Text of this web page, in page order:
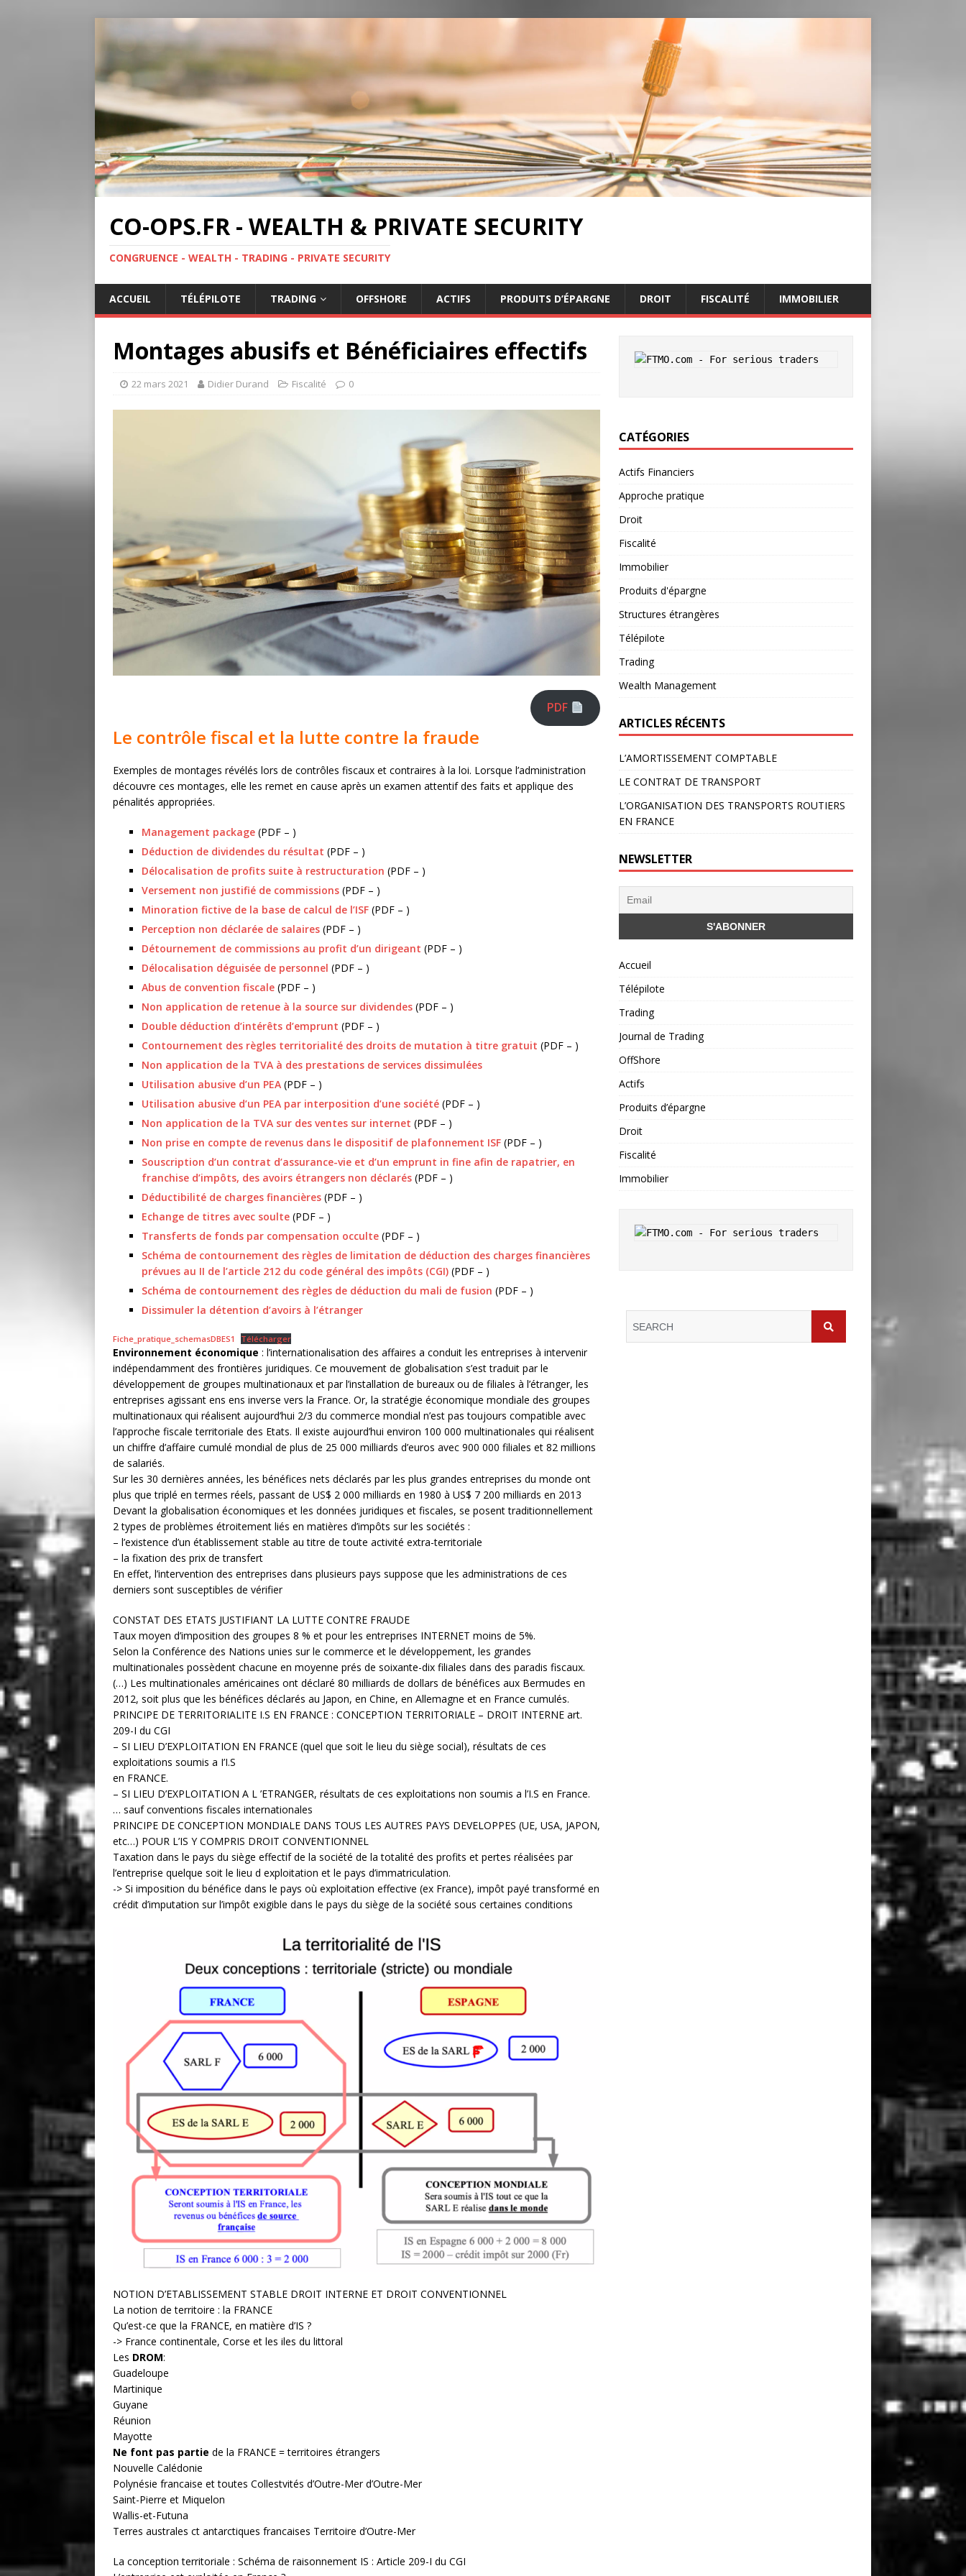
CO-OPS.FR - WEALTH & PRIVATE SECURITY
CONGRUENCE - WEALTH - TRADING - PRIVATE SECURITY
ACCUEIL TÉLÉPILOTE TRADING OFFSHORE ACTIFS PRODUITS D’ÉPARGNE DROIT FISCALITÉ IMMOBILIER
Montages abusifs et Bénéficiaires effectifs
22 mars 2021 Didier Durand Fiscalité 0
PDF
Le contrôle fiscal et la lutte contre la fraude
Exemples de montages révélés lors de contrôles fiscaux et contraires à la loi. Lorsque l’administration
découvre ces montages, elle les remet en cause après un examen attentif des faits et applique des
pénalités appropriées.
Management package (PDF – )
Déduction de dividendes du résultat (PDF – )
Délocalisation de profits suite à restructuration (PDF – )
Versement non justifié de commissions (PDF – )
Minoration fictive de la base de calcul de l’ISF (PDF – )
Perception non déclarée de salaires (PDF – )
Détournement de commissions au profit d’un dirigeant (PDF – )
Délocalisation déguisée de personnel (PDF – )
Abus de convention fiscale (PDF – )
Non application de retenue à la source sur dividendes (PDF – )
Double déduction d’intérêts d’emprunt (PDF – )
Contournement des règles territorialité des droits de mutation à titre gratuit (PDF – )
Non application de la TVA à des prestations de services dissimulées
Utilisation abusive d’un PEA (PDF – )
Utilisation abusive d’un PEA par interposition d’une société (PDF – )
Non application de la TVA sur des ventes sur internet (PDF – )
Non prise en compte de revenus dans le dispositif de plafonnement ISF (PDF – )
Souscription d’un contrat d’assurance-vie et d’un emprunt in fine afin de rapatrier, en
franchise d’impôts, des avoirs étrangers non déclarés (PDF – )
Déductibilité de charges financières (PDF – )
Echange de titres avec soulte (PDF – )
Transferts de fonds par compensation occulte (PDF – )
Schéma de contournement des règles de limitation de déduction des charges financières
prévues au II de l’article 212 du code général des impôts (CGI) (PDF – )
Schéma de contournement des règles de déduction du mali de fusion (PDF – )
Dissimuler la détention d’avoirs à l’étranger
Fiche_pratique_schemasDBES1 Télécharger
Environnement économique : l’internationalisation des affaires a conduit les entreprises à intervenir
indépendamment des frontières juridiques. Ce mouvement de globalisation s’est traduit par le
développement de groupes multinationaux et par l’installation de bureaux ou de filiales à l’étranger, les
entreprises agissant ens ens inverse vers la France. Or, la stratégie économique mondiale des groupes
multinationaux qui réalisent aujourd’hui 2/3 du commerce mondial n’est pas toujours compatible avec
l’approche fiscale territoriale des Etats. Il existe aujourd’hui environ 100 000 multinationales qui réalisent
un chiffre d’affaire cumulé mondial de plus de 25 000 milliards d’euros avec 900 000 filiales et 82 millions
de salariés.
Sur les 30 dernières années, les bénéfices nets déclarés par les plus grandes entreprises du monde ont
plus que triplé en termes réels, passant de US$ 2 000 milliards en 1980 à US$ 7 200 milliards en 2013
Devant la globalisation économiques et les données juridiques et fiscales, se posent traditionnellement
2 types de problèmes étroitement liés en matières d’impôts sur les sociétés :
– l’existence d’un établissement stable au titre de toute activité extra-territoriale
– la fixation des prix de transfert
En effet, l’intervention des entreprises dans plusieurs pays suppose que les administrations de ces
derniers sont susceptibles de vérifier
CONSTAT DES ETATS JUSTIFIANT LA LUTTE CONTRE FRAUDE
Taux moyen d’imposition des groupes 8 % et pour les entreprises INTERNET moins de 5%.
Selon la Conférence des Nations unies sur le commerce et le développement, les grandes
multinationales possèdent chacune en moyenne prés de soixante-dix filiales dans des paradis fiscaux.
(…) Les multinationales américaines ont déclaré 80 milliards de dollars de bénéfices aux Bermudes en
2012, soit plus que les bénéfices déclarés au Japon, en Chine, en Allemagne et en France cumulés.
PRINCIPE DE TERRITORIALITE I.S EN FRANCE : CONCEPTION TERRITORIALE – DROIT INTERNE art.
209-I du CGI
– SI LIEU D’EXPLOITATION EN FRANCE (quel que soit le lieu du siège social), résultats de ces
exploitations soumis a I’I.S
en FRANCE.
– SI LIEU D’EXPLOITATION A L ’ETRANGER, résultats de ces exploitations non soumis a l’I.S en France.
… sauf conventions fiscales internationales
PRINCIPE DE CONCEPTION MONDIALE DANS TOUS LES AUTRES PAYS DEVELOPPES (UE, USA, JAPON,
etc…) POUR L’IS Y COMPRIS DROIT CONVENTIONNEL
Taxation dans le pays du siège effectif de la société de la totalité des profits et pertes réalisées par
l’entreprise quelque soit le lieu d exploitation et le pays d’immatriculation.
-> Si imposition du bénéfice dans le pays où exploitation effective (ex France), impôt payé transformé en
crédit d’imputation sur l’impôt exigible dans le pays du siège de la société sous certaines conditions
NOTION D’ETABLISSEMENT STABLE DROIT INTERNE ET DROIT CONVENTIONNEL
La notion de territoire : la FRANCE
Qu’est-ce que la FRANCE, en matière d’IS ?
-> France continentale, Corse et les iles du littoral
Les DROM:
Guadeloupe
Martinique
Guyane
Réunion
Mayotte
Ne font pas partie de la FRANCE = territoires étrangers
Nouvelle Calédonie
Polynésie francaise et toutes Collestvités d’Outre-Mer d’Outre-Mer
Saint-Pierre et Miquelon
Wallis-et-Futuna
Terres australes ct antarctiques francaises Territoire d’Outre-Mer
La conception territoriale : Schéma de raisonnement IS : Article 209-I du CGI
CATÉGORIES
Actifs Financiers
Approche pratique
Droit
Fiscalité
Immobilier
Produits d'épargne
Structures étrangères
Télépilote
Trading
Wealth Management
ARTICLES RÉCENTS
L’AMORTISSEMENT COMPTABLE
LE CONTRAT DE TRANSPORT
L’ORGANISATION DES TRANSPORTS ROUTIERS
EN FRANCE
NEWSLETTER
Accueil
Télépilote
Trading
Journal de Trading
OffShore
Actifs
Produits d’épargne
Droit
Fiscalité
Immobilier